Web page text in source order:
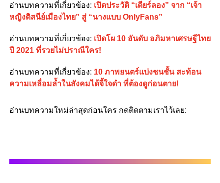
อ่านบทความที่เกี่ยวข้อง: เปิดประวัติ “เดียร์ลอง” จาก “เจ้า
หญิงดิสนีย์เมืองไทย” สู่ “นางแบบ OnlyFans”
อ่านบทความที่เกี่ยวข้อง: เปิดโผ 10 อันดับ อภิมหาเศรษฐีไทย
ปี 2021 ที่รวยไม่ปราณีใคร!
อ่านบทความที่เกี่ยวข้อง: 10 ภาพยนตร์แบ่งชนชั้น สะท้อน
ความเหลื่อมล้ำในสังคมได้จี้ใจดำ ที่ต้องดูก่อนตาย!
อ่านบทความใหม่ล่าสุดก่อนใคร กดติดตามเราไว้เลย: